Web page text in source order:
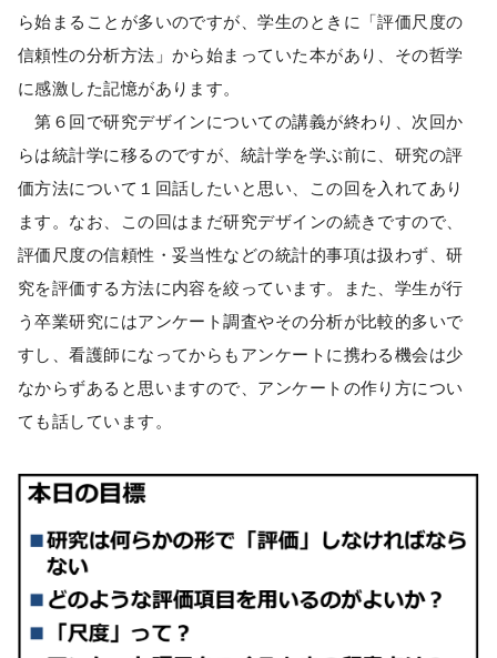
ら始まることが多いのですが、学生のときに「評価尺度の
信頼性の分析方法」から始まっていた本があり、その哲学
に感激した記憶があります。
第６回で研究デザインについての講義が終わり、次回か
らは統計学に移るのですが、統計学を学ぶ前に、研究の評
価方法について１回話したいと思い、この回を入れてあり
ます。なお、この回はまだ研究デザインの続きですので、
評価尺度の信頼性・妥当性などの統計的事項は扱わず、研
究を評価する方法に内容を絞っています。また、学生が行
う卒業研究にはアンケート調査やその分析が比較的多いで
すし、看護師になってからもアンケートに携わる機会は少
なからずあると思いますので、アンケートの作り方につい
ても話しています。